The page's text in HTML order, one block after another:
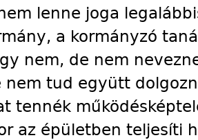
lenne joga
a kormányzó
nem, de nem
nem tud együtt
tennék
az épületben teljesíti